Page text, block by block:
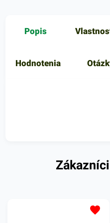
Popis
Hodnotenia